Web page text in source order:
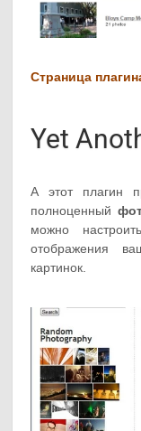
Страница
Yet
А этот плагин
полноценный
можно
отображения
картинок.